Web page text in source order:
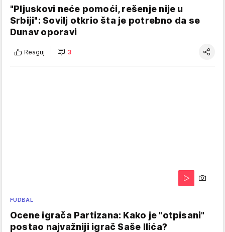
"Pljuskovi neće pomoći, rešenje nije u
Srbiji": Sovilj otkrio šta je potrebno da se
Dunav oporavi
Reaguj 3
FUDBAL
Ocene igrača Partizana: Kako je "otpisani"
postao najvažniji igrač Saše Ilića?